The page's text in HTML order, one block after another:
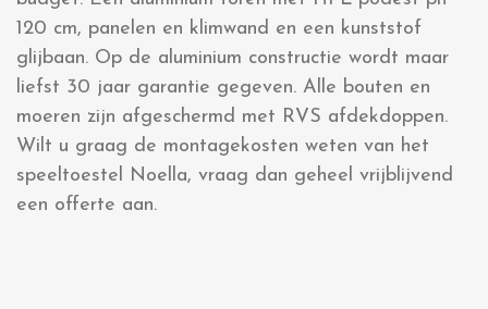
120 cm, panelen en klimwand en een kunststof
glijbaan. Op de aluminium constructie wordt maar
liefst 30 jaar garantie gegeven. Alle bouten en
moeren zijn afgeschermd met RVS afdekdoppen.
Wilt u graag de montagekosten weten van het
speeltoestel Noella, vraag dan geheel vrijblijvend
een offerte aan.